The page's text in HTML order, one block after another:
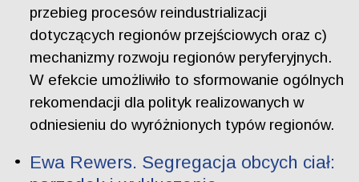
przebieg procesów reindustrializacji
dotyczących regionów przejściowych oraz c)
mechanizmy rozwoju regionów peryferyjnych.
W efekcie umożliwiło to sformowanie ogólnych
rekomendacji dla polityk realizowanych w
odniesieniu do wyróżnionych typów regionów.
Ewa Rewers. Segregacja obcych ciał: